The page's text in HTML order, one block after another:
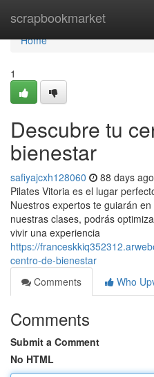
scrapbookmarket
Home
Home
1
Descubre tu
bienestar
safiyajcxh128060 88 days ago
Pilates Vitoria es el lugar
Nuestros expertos te guiarán
nuestras clases, podrás
vivir una experiencia
https://
centro-de-bienestar
Comments
Who
Comments
Submit a Comment
No HTML